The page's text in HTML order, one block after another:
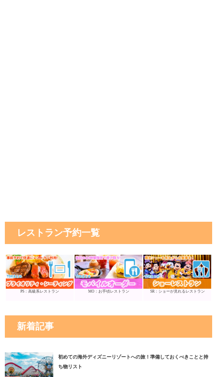
レストラン予約一覧
PS：高級系レストラン MO：お手頃レストラン SR：ショーが見れるレストラン
新着記事
初めての海外ディズニーリゾートへの旅！準備しておくべきことと持
ち物リスト